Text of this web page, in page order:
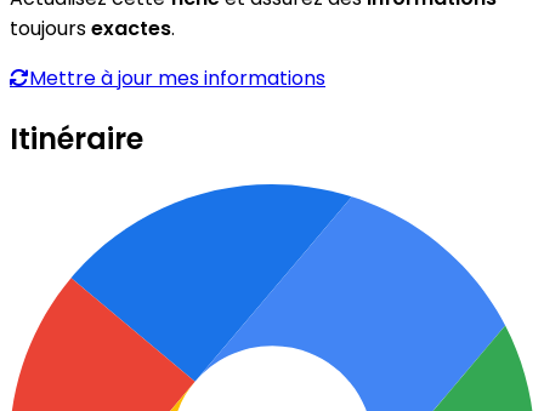
toujoursexactes.
Mettre à jour mes informations
Itinéraire